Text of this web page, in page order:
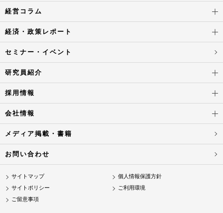
経営コラム
経済・政策レポート
セミナー・イベント
研究員紹介
採用情報
会社情報
メディア掲載・書籍
お問い合わせ
サイトマップ
個人情報保護方針
サイトポリシー
ご利用環境
ご留意事項